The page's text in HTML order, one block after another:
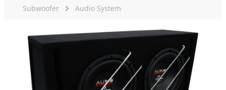
Subwoofer Audio System